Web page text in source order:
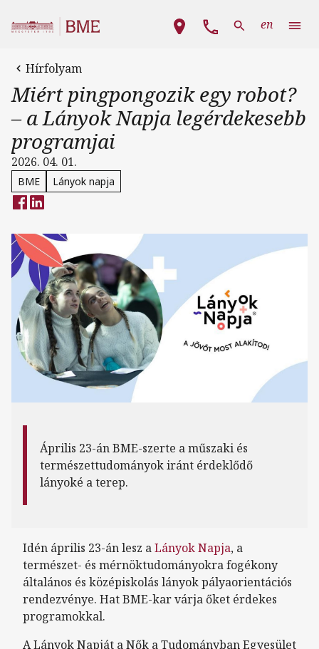
Fő navigáció
en
Hírfolyam
Miért pingpongozik egy robot?
– a Lányok Napja legérdekesebb
programjai
2026. 04. 01.
BME Lányok napja
Április 23-án BME-szerte a műszaki és
természettudományok iránt érdeklődő
lányoké a terep.
Idén április 23-án lesz aLányok Napja, a
természet- és mérnöktudományokra fogékony
általános és középiskolás lányok pályaorientációs
rendezvénye. Hat BME-kar várja őket érdekes
programokkal.
A Lányok Napját a Nők a Tudományban Egyesület